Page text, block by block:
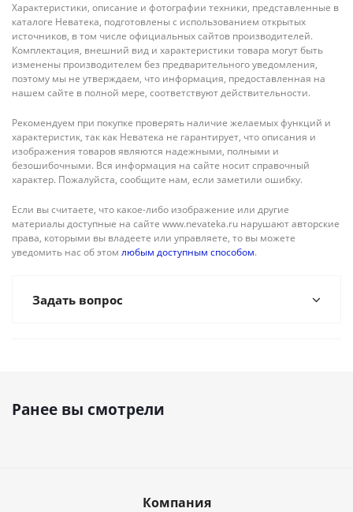
Характеристики, описание и фотографии техники, представленные в
каталоге Неватека, подготовлены с использованием открытых
источников, в том числе официальных сайтов производителей.
Комплектация, внешний вид и характеристики товара могут быть
изменены производителем без предварительного уведомления,
поэтому мы не утверждаем, что информация, предоставленная на
нашем сайте в полной мере, соответствуют действительности.
Рекомендуем при покупке проверять наличие желаемых функций и
характеристик, так как Неватека не гарантирует, что описания и
изображения товаров являются надежными, полными и
безошибочными. Вся информация на сайте носит справочный
характер. Пожалуйста, сообщите нам, если заметили ошибку.
Если вы считаете, что какое-либо изображение или другие
материалы доступные на сайте www.nevateka.ru нарушают авторские
права, которыми вы владеете или управляете, то вы можете
уведомить нас об этом любым доступным способом.
Задать вопрос
Ранее вы смотрели
Компания